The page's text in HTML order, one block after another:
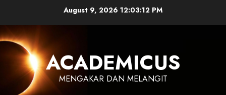
content
August 9, 2026 12:03:13 PM
ACADEMICUS
MENGAKAR DAN MELANGIT